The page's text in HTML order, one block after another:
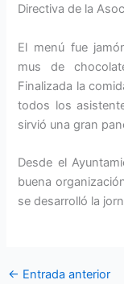
Directiva de la
El menú fue
mus de
Finalizada la
todos los
sirvió una gran
Desde el
buena
se desarrolló la
← Entrada anterior